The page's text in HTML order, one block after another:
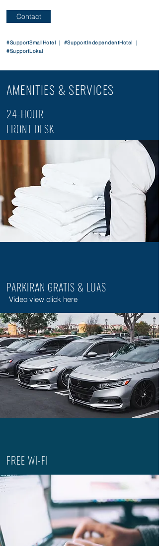
Contact
#SupportSmallHotel | #SupportIndependentHotel |
#SupportLokal
AMENITIES & SERVICES
PARKIRAN GRATIS & LUAS
Video view click here
FREE WI-FI
24-HOUR
FRONT DESK